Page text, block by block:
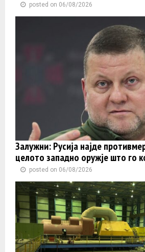
posted on 06/08/2026
Залужни: Русија најде
целото западно оружје што го
posted on 06/08/2026